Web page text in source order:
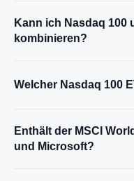
Kann ich Nasdaq 100
kombinieren?
Welcher Nasdaq 100
Enthält der MSCI
und Microsoft?